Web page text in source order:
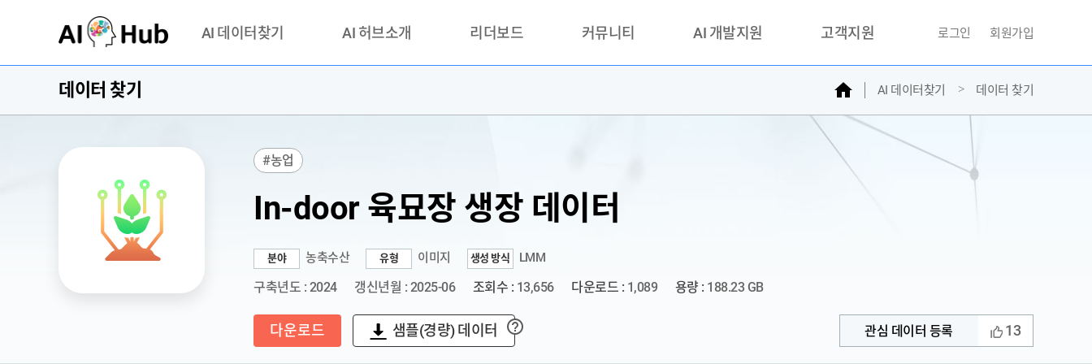
AI 데이터찾기
기관 제공 데이터
AI 허브 오픈 API
AI 허브소개
안심존이란?
리더보드 커뮤니티
활용성과 우수사례
AI 개발지원 고객지원
문의하기
자주찾는질문
민원접수
AI데이터등록신청
로그인 회원가입
데이터 찾기 홈 AI 데이터찾기 데이터 찾기
#농업
In-door 육묘장 생장 데이터
분야 농축수산 유형 이미지 생성 방식 LMM
구축년도 : 2024 갱신년월 : 2025-06 조회수 : 13,656 다운로드 : 1,089 용량 : 188.23 GB
다운로드 샘플(경량) 데이터 ? 관심 데이터 등록 13